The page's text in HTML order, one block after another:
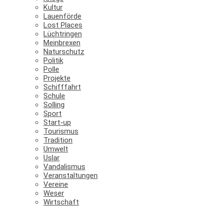
Kultur
Lauenförde
Lost Places
Lüchtringen
Meinbrexen
Naturschutz
Politik
Polle
Projekte
Schifffahrt
Schule
Solling
Sport
Start-up
Tourismus
Tradition
Umwelt
Uslar
Vandalismus
Veranstaltungen
Vereine
Weser
Wirtschaft